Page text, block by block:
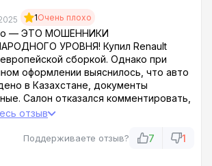
1Очень плохо
— ЭТО МОШЕННИКИ
УРОВНЯ! Купил Renault
сборкой. Однако при
оформлении выяснилось, что авто
в Казахстане, документы
Салон отказался комментировать,
они лишь посредники. Таможня
Теперь сужусь, но шансов ноль —
отзыв
Поддерживаете отзыв? 7 1